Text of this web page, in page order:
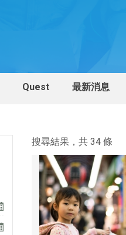
Quest 最新消息
搜尋結果，共 34 條